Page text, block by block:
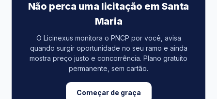
Não perca uma licitação em Santa
Maria
O Licinexus monitora o PNCP por você, avisa
quando surgir oportunidade no seu ramo e ainda
mostra preço justo e concorrência. Plano gratuito
permanente, sem cartão.
Começar de graça